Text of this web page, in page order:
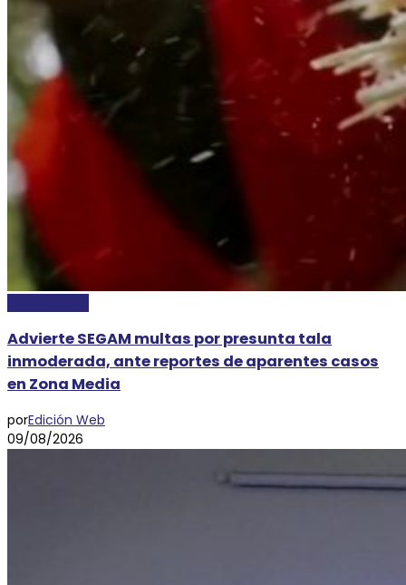
Advierte SEGAM multas por presunta tala
inmoderada, ante reportes de aparentes casos
en Zona Media
porEdición Web
09/08/2026